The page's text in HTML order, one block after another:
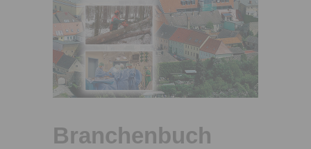
Branchenbuch